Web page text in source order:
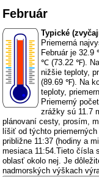
Február
Typické
Priemerná
Február je
℃ (73.22 ℉). Na
nižšie teploty,
(89.69 ℉). Na
teploty,
Priemerný
zrážky sú 11.7
plánovaní cesty, prosím,
líšiť od týchto
približne 11:37 (hodiny a
mesiaca 11:54.Tieto čísla
oblasť okolo nej. Je
nadmorských výškach